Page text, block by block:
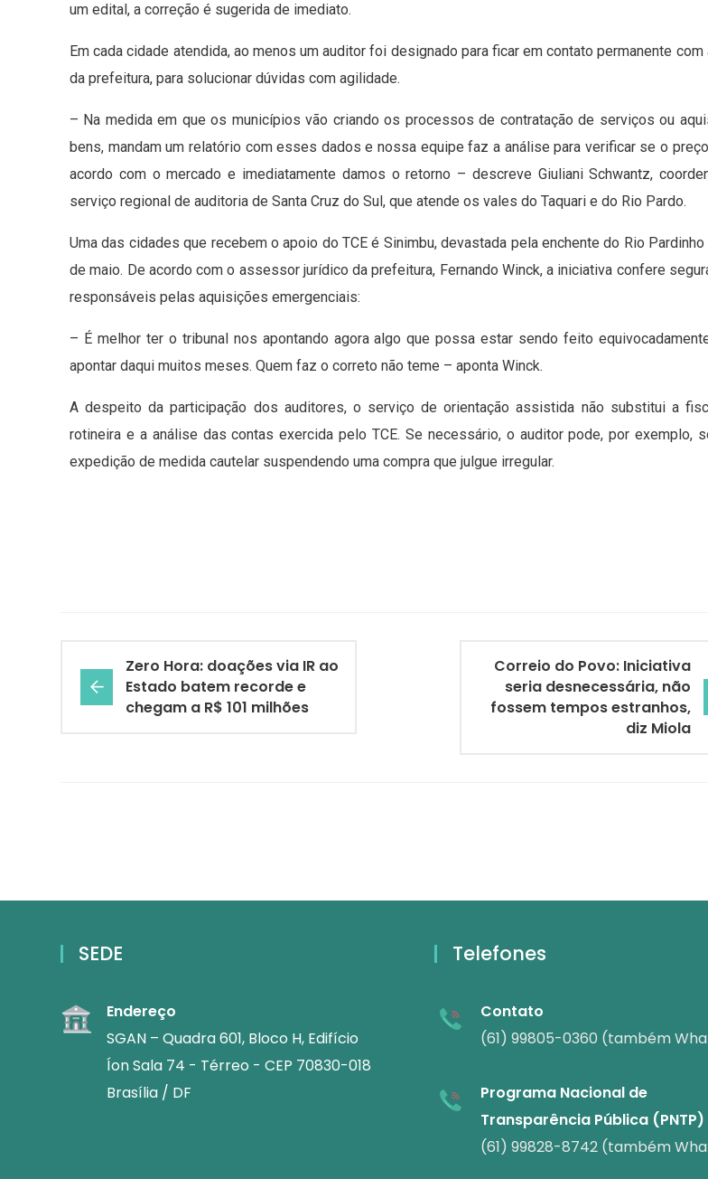
um edital, a correção é sugerida de imediato.
Em cada cidade atendida, ao menos um auditor foi designado para ficar em contato permanente com
da prefeitura, para solucionar dúvidas com agilidade.
– Na medida em que os municípios vão criando os processos de contratação de serviços ou
bens, mandam um relatório com esses dados e nossa equipe faz a análise para verificar se o
acordo com o mercado e imediatamente damos o retorno – descreve Giuliani Schwantz,
serviço regional de auditoria de Santa Cruz do Sul, que atende os vales do Taquari e do Rio Pardo.
Uma das cidades que recebem o apoio do TCE é Sinimbu, devastada pela enchente do Rio
de maio. De acordo com o assessor jurídico da prefeitura, Fernando Winck, a iniciativa confere
responsáveis pelas aquisições emergenciais:
– É melhor ter o tribunal nos apontando agora algo que possa estar sendo feito
apontar daqui muitos meses. Quem faz o correto não teme – aponta Winck.
A despeito da participação dos auditores, o serviço de orientação assistida não substitui a
rotineira e a análise das contas exercida pelo TCE. Se necessário, o auditor pode, por exemplo,
expedição de medida cautelar suspendendo uma compra que julgue irregular.
Zero Hora: doações via IR ao
Estado batem recorde e
chegam a R$ 101 milhões
Correio do Povo: Iniciativa
seria desnecessária, não
fossem tempos estranhos,
diz Miola
SEDE
Endereço
SGAN – Quadra 601, Bloco H, Edifício
Íon Sala 74 - Térreo - CEP 70830-018
Brasília / DF
Telefones
Contato
(61) 99805-0360 (também
Programa Nacional de
Transparência Pública (PNTP)
(61) 99828-8742 (também